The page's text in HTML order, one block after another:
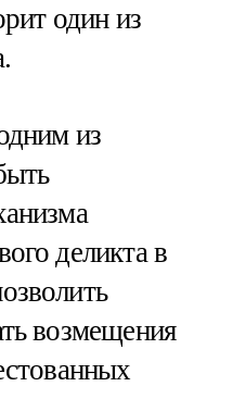
один из
из
деликта в
возмещения